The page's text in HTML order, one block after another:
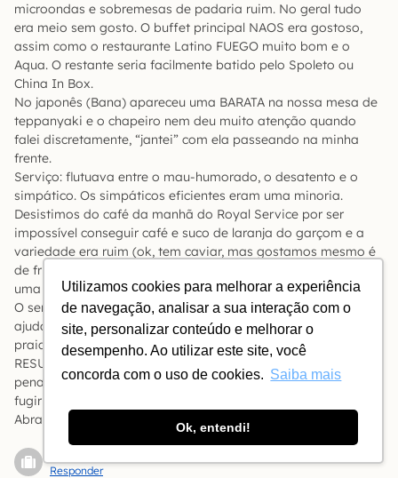
Utilizamos cookies para melhorar a experiência
de navegação, analisar a sua interação com o
site, personalizar conteúdo e melhorar o
desempenho. Ao utilizar este site, você
concorda com o uso de cookies. Saiba mais
Ok, entendi!
microondas e sobremesas de padaria ruim. No geral tudo
era meio sem gosto. O buffet principal NAOS era gostoso,
assim como o restaurante Latino FUEGO muito bom e o
Aqua. O restante seria facilmente batido pelo Spoleto ou
China In Box.
No japonês (Bana) apareceu uma BARATA na nossa mesa de
teppanyaki e o chapeiro nem deu muito atenção quando
falei discretamente, “jantei” com ela passeando na minha
frente.
Serviço: flutuava entre o mau-humorado, o desatento e o
simpático. Os simpáticos eficientes eram uma minoria.
Desistimos do café da manhã do Royal Service por ser
impossível conseguir café e suco de laranja do garçom e a
variedade era ruim (ok, tem caviar, mas gostamos mesmo é
de frios e bolo). Muitos lugares nos deixavam esperando
uma hora pelo prato ou para entrar (mesmo com reserva).
O serviço dos bares, no entanto, é rápido. Gorjeta sempre
ajuda. Mas os drinks são excelentes e a Wanda, do bar da
praia, é muito acima da média.
RESUMO: em uma boa promoção pelo Melia Rewards vale a
pena. Só é bom alinhar bem as expectativas da comida e
fugir do teppanyaki (enjoo pro resto da vida).
Abraços!
Responder